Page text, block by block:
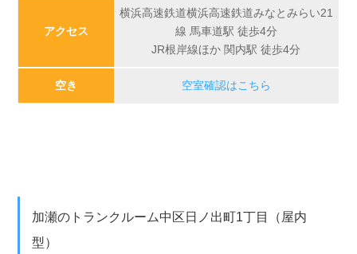
アクセス
横浜高速鉄道横浜高速鉄道みなとみらい21
線 馬車道駅 徒歩4分
JR根岸線ほか 関内駅 徒歩4分
空き 空室確認はこちら
加瀬のトランクルーム中区日ノ出町1丁目（屋内
型）